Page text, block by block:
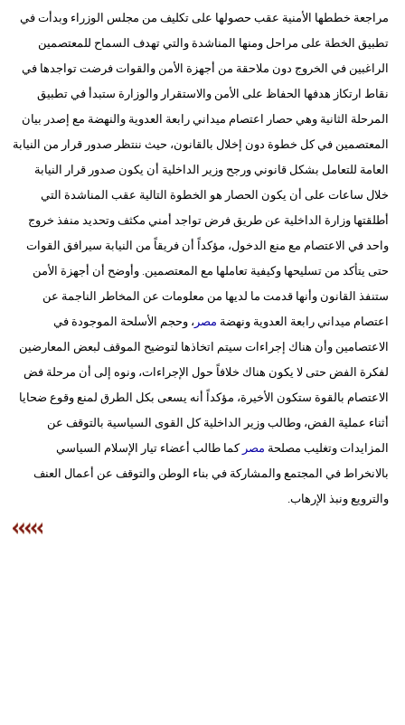
سيارات
مراجعة خططها الأمنية عقب حصولها على تكليف من مجلس الوزراء وبدأت في
تطبيق الخطة على مراحل ومنها المناشدة والتي تهدف السماح للمعتصمين
الراغبين في الخروج دون ملاحقة من أجهزة الأمن والقوات فرضت تواجدها في
نقاط ارتكاز هدفها الحفاظ على الأمن والاستقرار والوزارة ستبدأ في تطبيق
المرحلة الثانية وهي حصار اعتصام ميداني رابعة العدوية والنهضة مع إصدر بيان
المعتصمين في كل خطوة دون إخلال بالقانون، حيث ننتظر صدور قرار من النيابة
العامة للتعامل بشكل قانوني ورجح وزير الداخلية أن يكون صدور قرار النيابة
خلال ساعات على أن يكون الحصار هو الخطوة التالية عقب المناشدة التي
أطلقتها وزارة الداخلية عن طريق فرض تواجد أمني مكثف وتحديد منفذ خروج
واحد في الاعتصام مع منع الدخول، مؤكداً أن فريقاً من النيابة سيرافق القوات
حتى يتأكد من تسليحها وكيفية تعاملها مع المعتصمين. وأوضح أن أجهزة الأمن
ستنفذ القانون وأنها قدمت ما لديها من معلومات عن المخاطر الناجمة عن
اعتصام ميداني رابعة العدوية ونهضة مصر ، وحجم الأسلحة الموجودة في
الاعتصامين وأن هناك إجراءات سيتم اتخاذها لتوضيح الموقف لبعض المعارضين
لفكرة الفض حتى لا يكون هناك خلافاً حول الإجراءات، ونوه إلى أن مرحلة فض
الاعتصام بالقوة ستكون الأخيرة، مؤكداً أنه يسعى بكل الطرق لمنع وقوع ضحايا
أثناء عملية الفض، وطالب وزير الداخلية كل القوى السياسية بالتوقف عن
المزايدات وتغليب مصلحة مصر كما طالب أعضاء تيار الإسلام السياسي
بالانخراط في المجتمع والمشاركة في بناء الوطن والتوقف عن أعمال العنف
والترويع ونبذ الإرهاب.